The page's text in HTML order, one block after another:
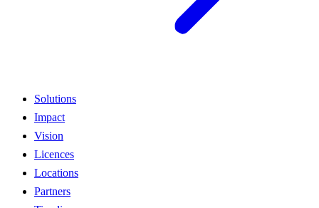
Solutions
Impact
Vision
Licences
Locations
Partners